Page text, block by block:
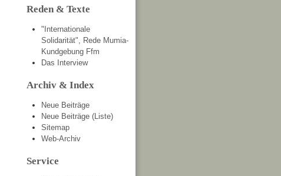
Reden & Texte
"Internationale
Solidarität", Rede Mumia-
Kundgebung Ffm
Das Interview
Archiv & Index
Neue Beiträge
Neue Beiträge (Liste)
Sitemap
Web-Archiv
Service